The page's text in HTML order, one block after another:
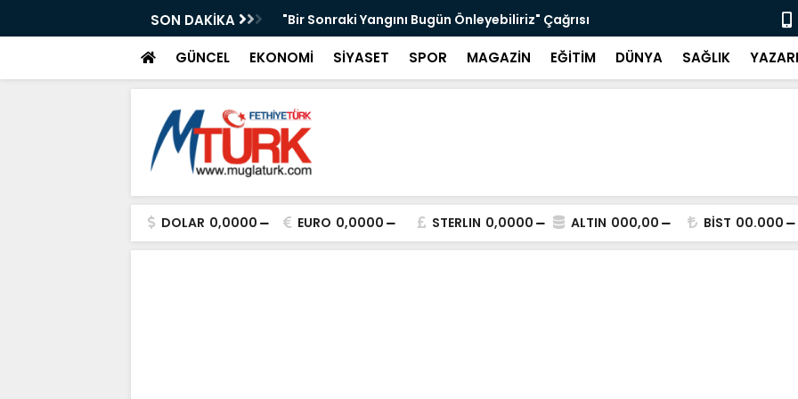
SON DAKİKA
IŞIKHAN'A GÜREŞ DAVETİ "Bir Sonraki Yangını Bugün Önleyebiliriz" Çağrısı Selahattin
GÜNCEL EKONOMİ SİYASET SPOR MAGAZİN EĞİTİM DÜNYA SAĞLIK
DOLAR 0,0000 EURO 0,0000 STERLIN 0,0000 ALTIN 000,00 BİST 00.000